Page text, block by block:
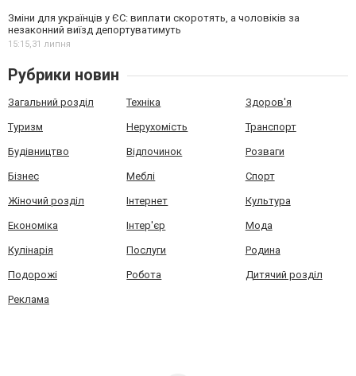
Зміни для українців у ЄС: виплати скоротять, а чоловіків за
незаконний виїзд депортуватимуть
15:15,31 липня
Рубрики новин
Загальний розділ Техніка Здоров'я
Туризм Нерухомість Транспорт
Будівництво Відпочинок Розваги
Бізнес Меблі Спорт
Жіночий розділ Інтернет Культура
Економіка Інтер'єр Мода
Кулінарія Послуги Родина
Подорожі Робота Дитячий розділ
Реклама